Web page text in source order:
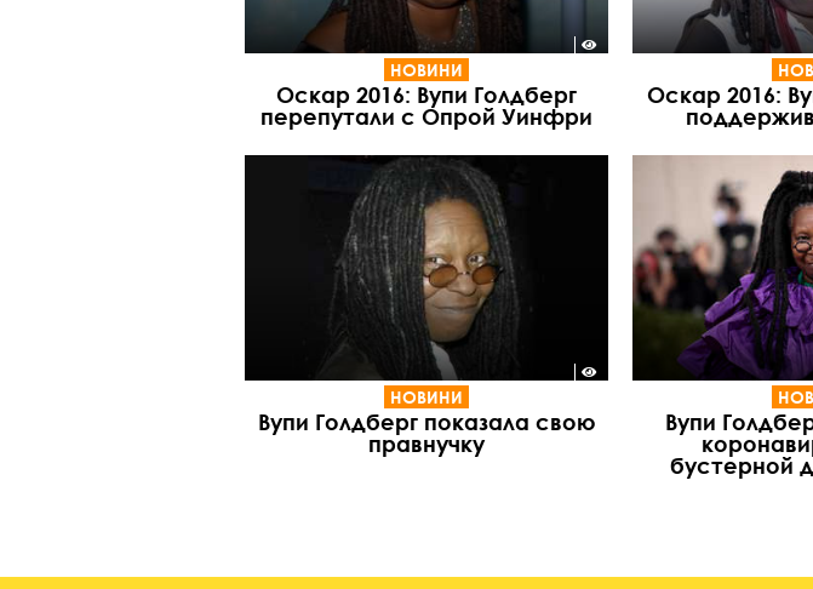
НОВИНИ
Оскар 2016: Вупи Голдберг
перепутали с Опрой Уинфри
Оскар 2016:
НОВИНИ
Вупи Голдберг показала свою
правнучку
Вупи
бустерной